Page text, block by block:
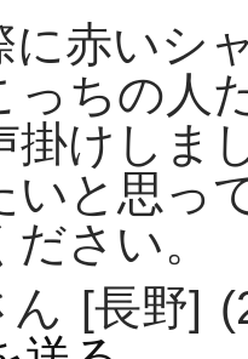
に赤いシ
っちの人
掛けしま
いと思っ
さい。
ん [長野]